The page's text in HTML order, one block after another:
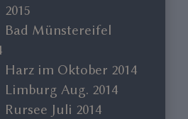
2015
Bad Münstereifel
Harz im Oktober 2014
Limburg Aug. 2014
Rursee Juli 2014